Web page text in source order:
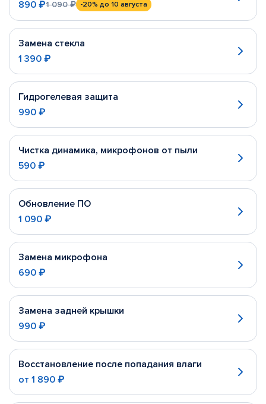
890 ₽1 090 ₽ -20% до 10 августа
Замена стекла
1 390 ₽
Гидрогелевая защита
990 ₽
Чистка динамика, микрофонов от пыли
590 ₽
Обновление ПО
1 090 ₽
Замена микрофона
690 ₽
Замена задней крышки
990 ₽
Восстановление после попадания влаги
от 1 890 ₽